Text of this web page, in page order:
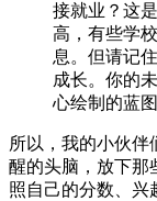
接就业？这
高，有些学
息。但请记
成长。你的
心绘制的蓝图
所以，我的小伙伴
醒的头脑，放下那
照自己的分数、兴